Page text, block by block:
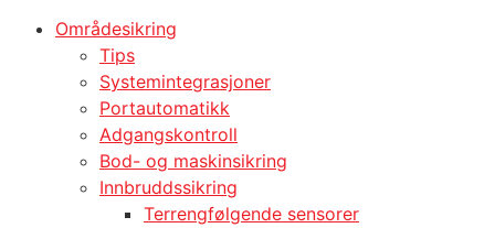
Områdesikring
Tips
Systemintegrasjoner
Portautomatikk
Adgangskontroll
Bod- og maskinsikring
Innbruddssikring
Terrengfølgende sensorer